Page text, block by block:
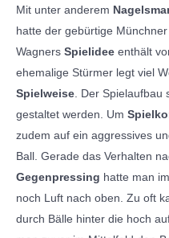
Mit unter anderem
hatte der gebürtige
Wagners Spielidee enthält
ehemalige Stürmer legt viel
Spielweise. Der Spielaufbau
gestaltet werden. Um
zudem auf ein aggressives
Ball. Gerade das Verhalten
Gegenpressing hatte man
noch Luft nach oben. Zu oft
durch Bälle hinter die hoch